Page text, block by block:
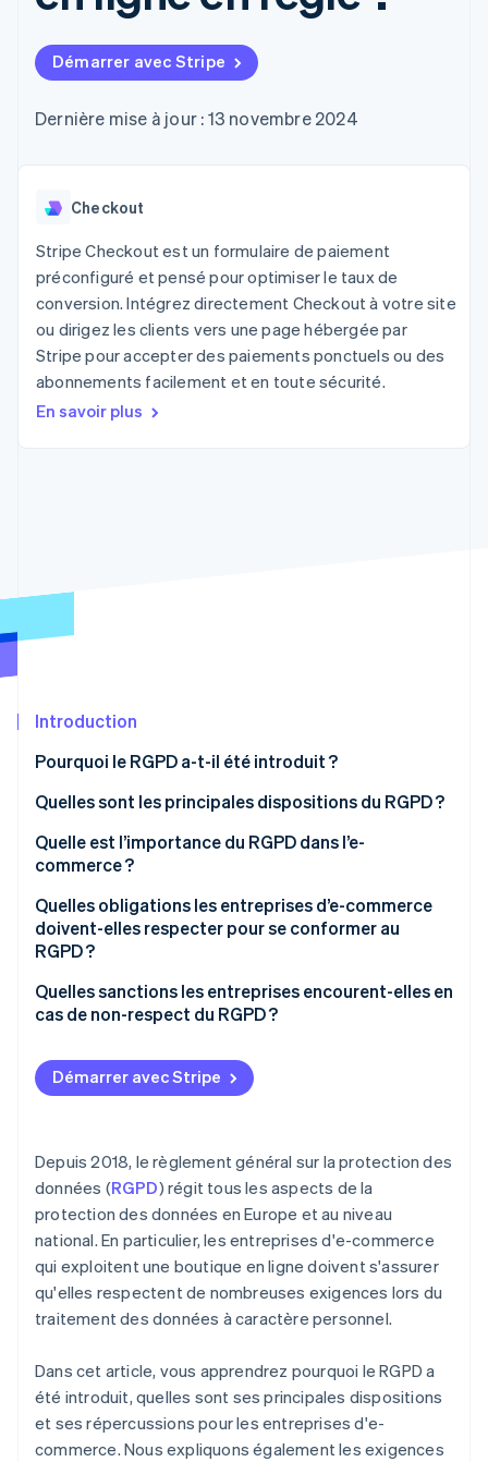
UI flexibles
Moyens de
paiement
Accès à plus
de 125
Paiements en
Authorization
Acceptation
Link
Paiements
accélérés
Financial
Connections
Comptes
financiers
associés
Recognition
automatisée
Stripe Sigma
Rapports
Data Pipeline
des données
Atlas
Climate
Vérification de l'identité
Stripe Sessions 2026
Découvrez comment Stripe construit l’infrastructure
l’application
Gestion financière
Plateformes
Économie des
créateurs
Jeux
Hôtellerie, voyages et
loisirs
Assurance
Médias et
divertissements
Services aux
Gérer des
Proposer une
facturation à l'usage
bancaires adossées à
des stablecoins
services avec des
Ressources
Intégrations
d'applications
Exemples de code
Blog des développeurs
Feuille de route
Sessions : conférence
annuelle
Communiqués de
Contact
Contacter notre équipe
Devenir partenaire
Démarrer avec Stripe
Dernière mise à jour : 13 novembre 2024
Checkout
Stripe Checkout est un formulaire de paiement
préconfiguré et pensé pour optimiser le taux de
conversion. Intégrez directement Checkout à votre site
ou dirigez les clients vers une page hébergée par
Stripe pour accepter des paiements ponctuels ou des
abonnements facilement et en toute sécurité.
En savoir plus
Introduction
Pourquoi le RGPD a-t-il été introduit ?
Quelles sont les principales dispositions du RGPD ?
Principes du traitement des données
Droits des personnes concernées
Obligations du responsable du traitement
Quelle est l’importance du RGPD dans l’e-
commerce ?
Quelles obligations les entreprises d’e-commerce
doivent-elles respecter pour se conformer au
RGPD ?
Politique de confidentialité
Politique sur l’utilisation des cookies
Mesures techniques et organisationnelles
Accords relatifs au traitement des données
Désignation de délégués à la protection des
données
Quelles sanctions les entreprises encourent-elles en
cas de non-respect du RGPD ?
Démarrer avec Stripe
Depuis 2018, le règlement général sur la protection des
données (RGPD) régit tous les aspects de la
protection des données en Europe et au niveau
national. En particulier, les entreprises d'e-commerce
qui exploitent une boutique en ligne doivent s'assurer
qu'elles respectent de nombreuses exigences lors du
traitement des données à caractère personnel.
Dans cet article, vous apprendrez pourquoi le RGPD a
été introduit, quelles sont ses principales dispositions
et ses répercussions pour les entreprises d'e-
commerce. Nous expliquons également les exigences